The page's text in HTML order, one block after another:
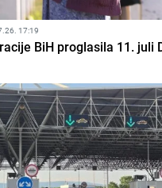
17:19
BiH proglasila 11. juli